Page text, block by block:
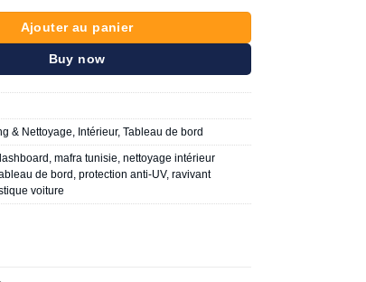
Ajouter au panier
Buy now
& Nettoyage Intérieur,Tableau de bord
,mafra tunisie ,nettoyage intérieur
de bord ,protection anti-UV,ravivant
voiture